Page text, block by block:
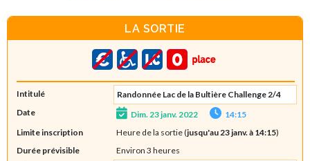
LA SORTIE
Intitulé
Randonnée Lac de la Bultière Challenge 2/4
Date
Dim. 23 janv. 2022
14:15
Limite inscription
Heure de la sortie (jusqu'au 23 janv. à 14:15)
Durée prévisible
Environ 3 heures